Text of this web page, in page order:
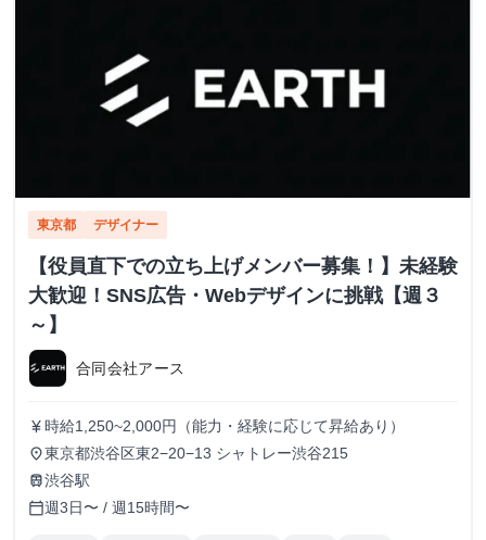
東京都 デザイナー
【役員直下での立ち上げメンバー募集！】未経験
大歓迎！SNS広告・Webデザインに挑戦【週３
～】
合同会社アース
currency_yen 時給1,250~2,000円（能力・経験に応じて昇給あり）
place東京都渋谷区東2−20−13 シャトレー渋谷215
train渋谷駅
calendar_today週3日〜 / 週15時間〜